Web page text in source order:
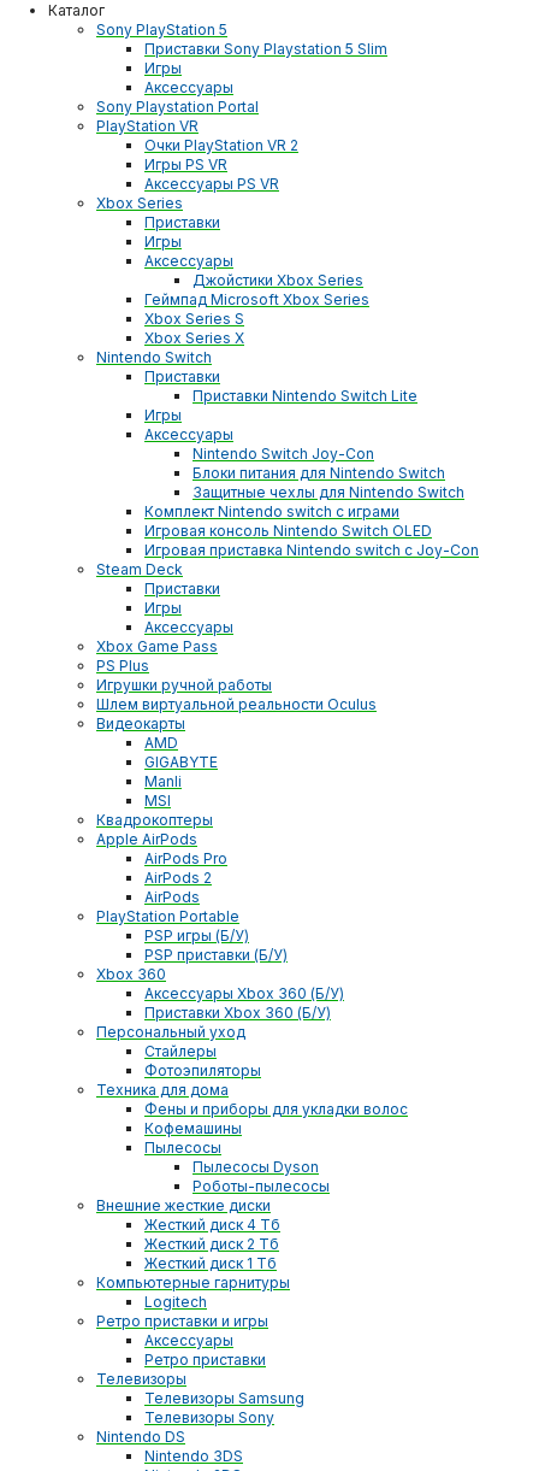
Каталог
Sony PlayStation 5
Приставки Sony Playstation 5 Slim
Игры
Аксессуары
Sony Playstation Portal
PlayStation VR
Очки PlayStation VR 2
Игры PS VR
Аксессуары PS VR
Xbox Series
Приставки
Игры
Аксессуары
Джойстики Xbox Series
Геймпад Microsoft Xbox Series
Xbox Series S
Xbox Series X
Nintendo Switch
Приставки
Приставки Nintendo Switch Lite
Игры
Аксессуары
Nintendo Switch Joy-Con
Блоки питания для Nintendo Switch
Защитные чехлы для Nintendo Switch
Комплект Nintendo switch с играми
Игровая консоль Nintendo Switch OLED
Игровая приставка Nintendo switch с Joy-Con
Steam Deck
Приставки
Игры
Аксессуары
Xbox Game Pass
PS Plus
Игрушки ручной работы
Шлем виртуальной реальности Oculus
Видеокарты
AMD
GIGABYTE
Manli
MSI
Квадрокоптеры
Apple AirPods
AirPods Pro
AirPods 2
AirPods
PlayStation Portable
PSP игры (Б/У)
PSP приставки (Б/У)
Xbox 360
Аксессуары Xbox 360 (Б/У)
Приставки Xbox 360 (Б/У)
Персональный уход
Стайлеры
Фотоэпиляторы
Техника для дома
Фены и приборы для укладки волос
Кофемашины
Пылесосы
Пылесосы Dyson
Роботы-пылесосы
Внешние жесткие диски
Жесткий диск 4 Тб
Жесткий диск 2 Тб
Жесткий диск 1 Тб
Компьютерные гарнитуры
Logitech
Ретро приставки и игры
Аксессуары
Ретро приставки
Телевизоры
Телевизоры Samsung
Телевизоры Sony
Nintendo DS
Nintendo 3DS